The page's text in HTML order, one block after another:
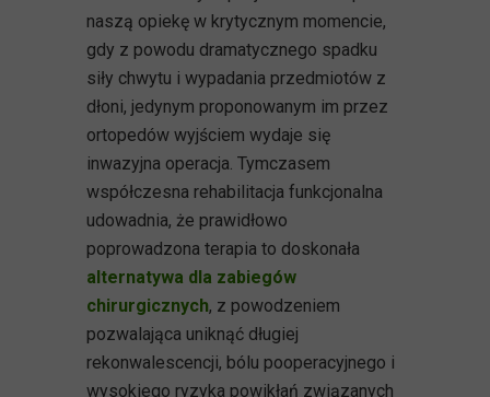
naszą opiekę w krytycznym momencie,
gdy z powodu dramatycznego spadku
siły chwytu i wypadania przedmiotów z
dłoni, jedynym proponowanym im przez
ortopedów wyjściem wydaje się
inwazyjna operacja. Tymczasem
współczesna rehabilitacja funkcjonalna
udowadnia, że prawidłowo
poprowadzona terapia to doskonała
alternatywa dla zabiegów
chirurgicznych, z powodzeniem
pozwalająca uniknąć długiej
rekonwalescencji, bólu pooperacyjnego i
wysokiego ryzyka powikłań związanych